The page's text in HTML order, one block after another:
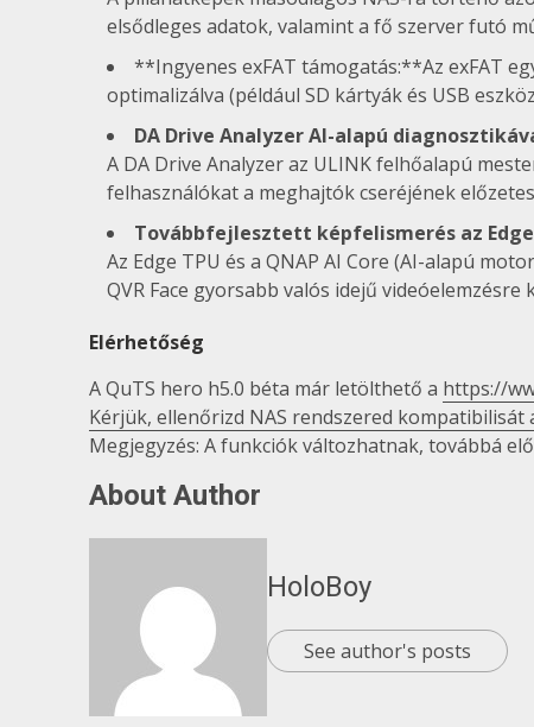
elsődleges adatok, valamint a fő szerver futó
**Ingyenes exFAT támogatás:**Az exFAT
optimalizálva (például SD kártyák és USB
DA Drive Analyzer AI-alapú
A DA Drive Analyzer az ULINK felhőalapú
felhasználókat a meghajtók cseréjének
Továbbfejlesztett képfelismerés az Edge
Az Edge TPU és a QNAP AI Core (AI-alapú
QVR Face gyorsabb valós idejű
Elérhetőség
A QuTS hero h5.0 béta már letölthető a https://
Kérjük, ellenőrizd NAS rendszered kompatibilisát
Megjegyzés: A funkciók változhatnak, továbbá
About Author
HoloBoy
See author's posts